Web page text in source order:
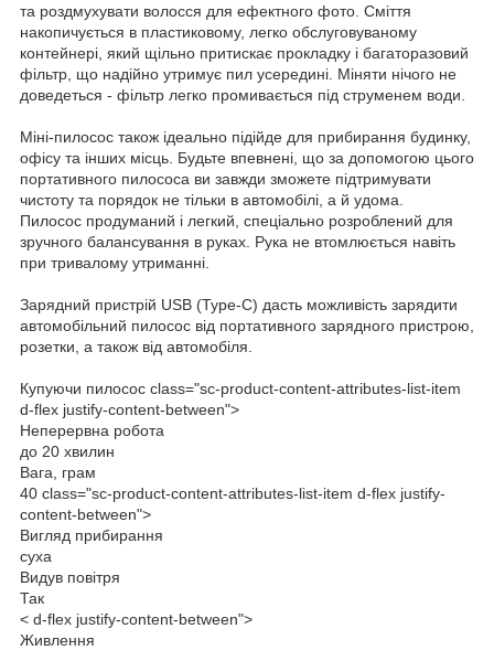
та роздмухувати волосся для ефектного фото. Сміття
накопичується в пластиковому, легко обслуговуваному
контейнері, який щільно притискає прокладку і багаторазовий
фільтр, що надійно утримує пил усередині. Міняти нічого не
доведеться - фільтр легко промивається під струменем води.
Міні-пилосос також ідеально підійде для прибирання будинку,
офісу та інших місць. Будьте впевнені, що за допомогою цього
портативного пилососа ви завжди зможете підтримувати
чистоту та порядок не тільки в автомобілі, а й удома.
Пилосос продуманий і легкий, спеціально розроблений для
зручного балансування в руках. Рука не втомлюється навіть
при тривалому утриманні.
Зарядний пристрій USB (Type-С) дасть можливість зарядити
автомобільний пилосос від портативного зарядного пристрою,
розетки, а також від автомобіля.
Купуючи пилосос class="sc-product-content-attributes-list-item
d-flex justify-content-between">
Неперервна робота
до 20 хвилин
Вага, грам
40 class="sc-product-content-attributes-list-item d-flex justify-
content-between">
Вигляд прибирання
суха
Видув повітря
Так
< d-flex justify-content-between">
Живлення